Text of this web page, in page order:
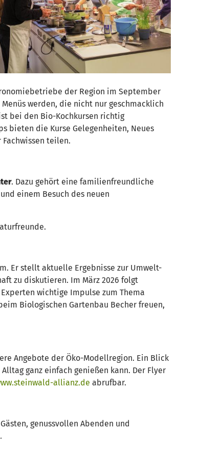
der Region im September
werden, die nicht nur geschmacklich
bei den Bio-Kochkursen richtig
bieten die Kurse Gelegenheiten, Neues
teilen.
. Dazu gehört eine familienfreundliche
einem Besuch des neuen
Er stellt aktuelle Ergebnisse zur Umwelt-
zu diskutieren. Im März 2026 folgt
wichtige Impulse zum Thema
Biologischen Gartenbau Becher freuen,
Angebote der Öko-Modellregion. Ein Blick
ganz einfach genießen kann. Der Flyer
allianz.de abrufbar.
genussvollen Abenden und